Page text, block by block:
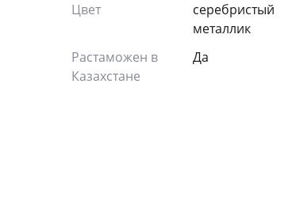
Цвет
серебристый
металлик
Растаможен в
Казахстане
Да